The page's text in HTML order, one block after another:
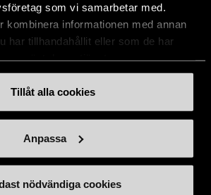
som vi samarbetar med.
kombinera informationen med annan
har tillhandahållit eller som de har
Tillåt alla cookies
Anpassa
nödvändiga cookies